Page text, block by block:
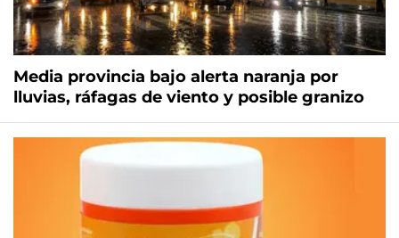
Media provincia bajo alerta naranja por
lluvias, ráfagas de viento y posible granizo